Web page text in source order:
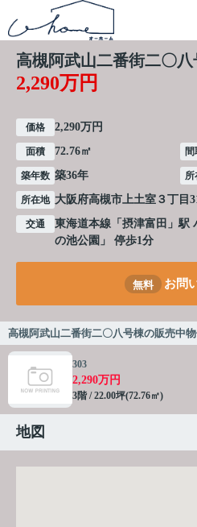
高槻阿武山二番街二〇八
2,290万円
価格 2,290万円
面積 72.76㎡ 間
築年数 築36年 所
所在地 大阪府高槻市上土室 ３丁目
交通 東海道本線 「 摂津富田 」駅
の池公園」 停歩1分
無料 お問
高槻阿武山二番街二〇八号棟の販売中
303
2,290万円
3階 / 22.00坪(72.76㎡)
地図